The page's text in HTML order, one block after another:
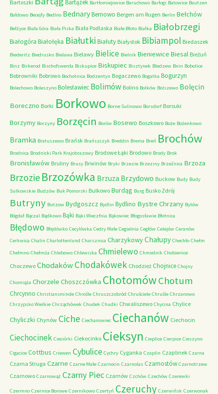
Bartoszki
Bartążek Bartłomiejowice Baruchowo Barłogi Batowice Bautzen
Bałdowo Becejły Bedlno BednaryBemowo Bergen am Rugen Berlin Bełchów
Bełżyce Biała Góra Biała Piska Biała Podlaska Białe Błoto Białka Białobrzegi
Białogóra Białołęka Białutki Białuty Białystok Bibiampol Biedaszek
Biederitz Biedrusko Bielawa Bielawy Bielice Bielnik Bieniewice Biesal Bieżuń
Binz Birkerod Bischofswerda Biskupice Biskupiec Bisztynek Bledzew Bnin Bobolice
Bobrowniki Bobrowo Bochotnica Bodzentyn Bogaczewo Bogatka Bogurzyn
Bolechowo Boleszyno Bolesławiec Bolimów Bolino Bolków Bolszewo Bolęcin
Boreczno Borki Borkowo Borne Sulinowo Borsdorf Borsuki
Borzymy Borzyny Borzęcin Borów Bosewo Boszkowo Boże Bożenkowo
Bramka Bratuszewo Brańsk Brańszczyk Breddin Brema Breń Brochów
Brodnica Brodnicki Park Krajobrazowy Brodowe Łąki Brodowo Brody Brok
Bronisławów Bruliny Brusy Brwinów Bryki Brzezie Brzeziny Brzeźnica Brzoza
Brzozie Brzozówka Brzuza Brzydowo Buckow Budy Budy
Sulkowskie Budzów Buk Pomorski Bulkowo Burdąg Burg Busko Zdrój
Butryny Butzow Bydgoszcz Bydlin Bydlino Bystre Chrzany Bytów
Bógdał Bączal Bądkowo Bąki Bąki Wieczfnia Bąkowiec Błogosławie Błotnica
Błędowo Błędówko Cecylówka Cedry Małe Cegielnia Cegłów Celejów Ceranów
Cerkwica Chalin Charlottenlund Charsznica CharzykowyChałupy Chechło Chełm
Chełmno Chełmża Chlebowo Chlewiska Chmielewo Chmielnik Chobienice
Choczewo ChodakówChodakówek Chodzież Chojnice Chojny
Chomiąża Chorzele Choszczówka ChotomówChotum
Chrcynno Christiansminde Chrośle Chruszczobród Chruściele Chruśle Chrzanowo
Chrzypsko Wielkie Chrząchówek Chudek Chudki Chwaliszewo Chycina Chylice
Chyliczki Chynów Ciche Ciechanowiec Ciechanów Ciechocin
Ciechocinek Cieciórki Ciekocinko Cieksyn Cieplice Cierpice Cieszyno
Cigacice Cottbus Criewen Cybulice Cychry Cyganka Czaplin Czaplinek Czarna
Czarna Struga Czarne Czarne Małe Czarnocin Czarnolas Czarnostów Czarnotrzew
Czarnowo Czarnowąż Czarny Piec Czarnów Czchów Czechów Czerewki
Czermno Czernice Borowe Czernikowo Czertyń Czeruchy Czerwińsk Czerwonak